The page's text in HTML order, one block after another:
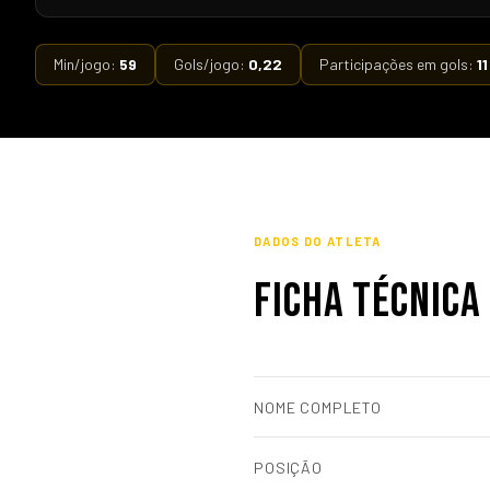
Min/jogo: 59 Gols/jogo: 0,22 Participações em gols: 11
DADOS DO ATLETA
FICHA TÉCNICA
NOME COMPLETO
POSIÇÃO